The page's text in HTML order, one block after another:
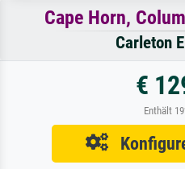
Cape Horn,
Carleton
€
Enthält